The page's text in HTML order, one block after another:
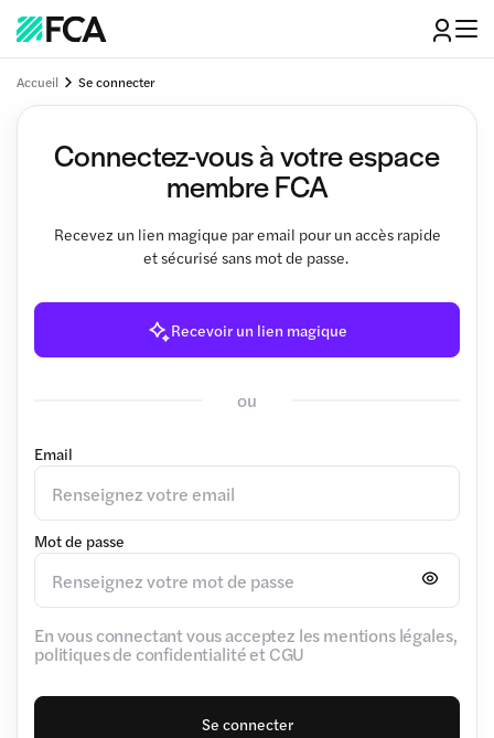
Accueil Se connecter
Connectez-vous à votre espace
membre FCA
Recevez un lien magique par email pour un accès rapide
et sécurisé sans mot de passe.
Recevoir un lien magique
ou
Email
Mot de passe
En vous connectant vous acceptez les mentions légales,
politiques de confidentialité et CGU
Se connecter